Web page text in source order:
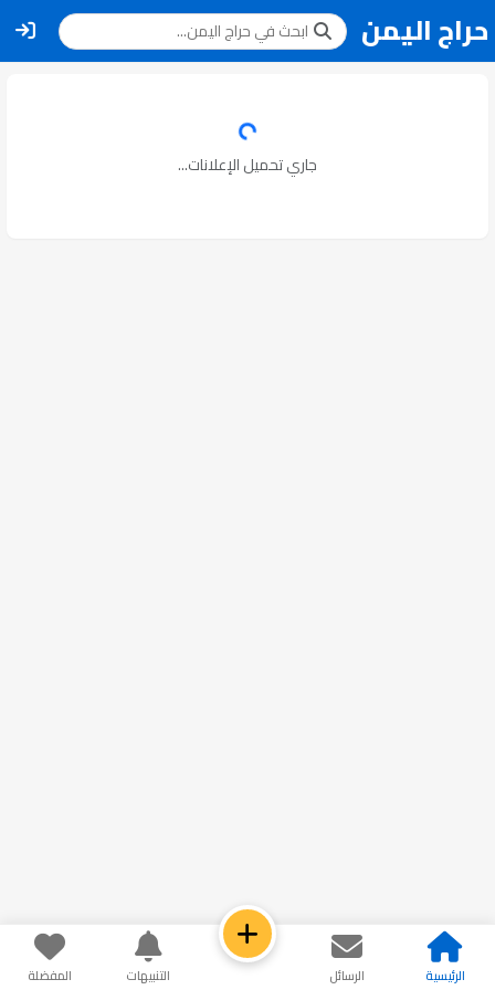
حراج اليمن
جاري تحميل الإعلانات...
الرئيسية الرسائل التنبيهات المفضلة